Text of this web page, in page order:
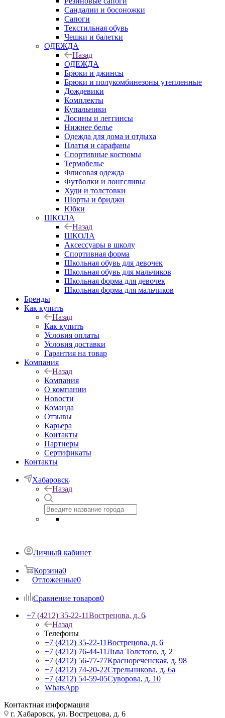
Сандалии и босоножки
Сапоги
Текстильная обувь
Чешки и балетки
ОДЕЖДА
Назад
ОДЕЖДА
Брюки и джинсы
Брюки и полукомбинезоны утепленные
Дождевики
Комплекты
Купальники
Лосины и леггинсы
Нижнее белье
Одежда для дома и отдыха
Платья и сарафаны
Спортивные костюмы
Термобелье
Флисовая одежда
Футболки и лонгсливы
Худи и толстовки
Шорты и бриджи
Юбки
ШКОЛА
Назад
ШКОЛА
Аксессуары в школу
Спортивная форма
Школьная обувь для девочек
Школьная обувь для мальчиков
Школьная форма для девочек
Школьная форма для мальчиков
Бренды
Как купить
Назад
Как купить
Условия оплаты
Условия доставки
Гарантия на товар
Компания
Назад
Компания
О компании
Новости
Команда
Отзывы
Карьера
Контакты
Партнеры
Сертификаты
Контакты
Хабаровск
Назад
Личный кабинет
Корзина0
Отложенные0
Сравнение товаров0
+7 (4212) 35-22-11Вострецова, д. 6
Назад
Телефоны
+7 (4212) 35-22-11Вострецова, д. 6
+7 (4212) 76-44-11Льва Толстого, д. 2
+7 (4212) 56-77-77Краснореченская, д. 98
+7 (4212) 74-20-22Стрельникова, д. 6а
+7 (4212) 54-59-05Суворова, д. 10
WhatsApp
Контактная информация
г. Хабаровск, ул. Вострецова, д. 6